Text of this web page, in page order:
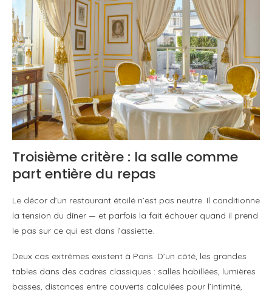
Troisième critère : la salle comme
part entière du repas
Le décor d’un restaurant étoilé n’est pas neutre. Il conditionne
la tension du dîner — et parfois la fait échouer quand il prend
le pas sur ce qui est dans l’assiette.
Deux cas extrêmes existent à Paris. D’un côté, les grandes
tables dans des cadres classiques : salles habillées, lumières
basses, distances entre couverts calculées pour l’intimité,